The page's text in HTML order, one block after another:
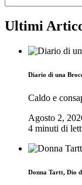
Ultimi
Diario di una
Caldo e
Agosto 2,
4 minuti di
Donna Tartt, Dio